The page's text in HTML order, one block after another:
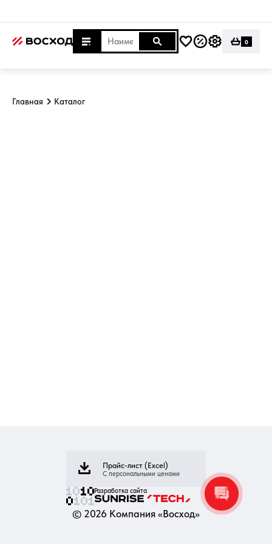
0
Главная Каталог
Прайс-лист (Excel)
С персональными ценами
Разработка сайта
© 2026 Компания «Восход»